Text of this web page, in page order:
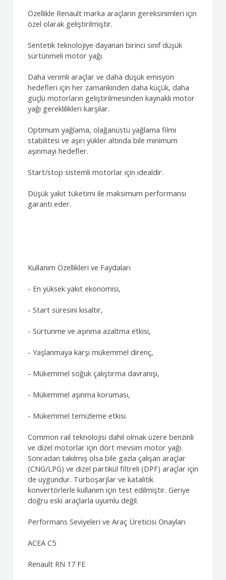
Özellikle Renault marka araçların gereksinimleri için
özel olarak geliştirilmiştir.
Sentetik teknolojiye dayanan birinci sınıf düşük
sürtünmeli motor yağı.
Daha verimli araçlar ve daha düşük emisyon
hedefleri için her zamankinden daha küçük, daha
güçlü motorların geliştirilmesinden kaynaklı motor
yağı gereklilikleri karşılar.
Optimum yağlama, olağanüstü yağlama filmi
stabilitesi ve aşırı yükler altında bile minimum
aşınmayı hedefler.
Start/stop sistemli motorlar için idealdir.
Düşük yakıt tüketimi ile maksimum performansı
garanti eder.
Kullanım Özellikleri ve Faydaları
- En yüksek yakıt ekonomisi,
- Start süresini kısaltır,
- Sürtünme ve aşınma azaltma etkisi,
- Yaşlanmaya karşı mükemmel direnç,
- Mükemmel soğuk çalıştırma davranışı,
- Mükemmel aşınma koruması,
- Mükemmel temizleme etkisi.
Common rail teknolojisi dahil olmak üzere benzinli
ve dizel motorlar için dört mevsim motor yağı.
Sonradan takılmış olsa bile gazla çalışan araçlar
(CNG/LPG) ve dizel partikül filtreli (DPF) araçlar için
de uygundur. Turboşarjlar ve katalitik
konvertörlerle kullanım için test edilmiştir. Geriye
doğru eski araçlarla uyumlu değil.
Performans Seviyeleri ve Araç Üreticisi Onayları
ACEA C5
Renault RN 17 FE